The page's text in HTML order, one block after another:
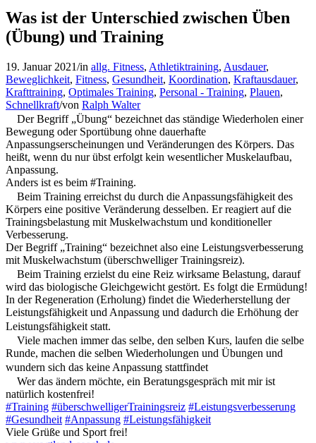
Was ist der Unterschied zwischen Üben
(Übung) und Training
19. Januar 2021/in allg. Fitness, Athletiktraining, Ausdauer,
Beweglichkeit, Fitness, Gesundheit, Koordination, Kraftausdauer,
Krafttraining, Optimales Training, Personal - Training, Plauen,
Schnellkraft/von Ralph Walter
Der Begriff „Übung“ bezeichnet das ständige Wiederholen einer
Bewegung oder Sportübung ohne dauerhafte
Anpassungserscheinungen und Veränderungen des Körpers. Das
heißt, wenn du nur übst erfolgt kein wesentlicher Muskelaufbau,
Anpassung.
Anders ist es beim #Training.
Beim Training erreichst du durch die Anpassungsfähigkeit des
Körpers eine positive Veränderung desselben. Er reagiert auf die
Trainingsbelastung mit Muskelwachstum und konditioneller
Verbesserung.
Der Begriff „Training“ bezeichnet also eine Leistungsverbesserung
mit Muskelwachstum (überschwelliger Trainingsreiz).
Beim Training erzielst du eine Reiz wirksame Belastung, darauf
wird das biologische Gleichgewicht gestört. Es folgt die Ermüdung!
In der Regeneration (Erholung) findet die Wiederherstellung der
Leistungsfähigkeit und Anpassung und dadurch die Erhöhung der
Leistungsfähigkeit statt.
Viele machen immer das selbe, den selben Kurs, laufen die selbe
Runde, machen die selben Wiederholungen und Übungen und
wundern sich das keine Anpassung stattfindet
Wer das ändern möchte, ein Beratungsgespräch mit mir ist
natürlich kostenfrei!
#Training #überschwelligerTrainingsreiz #Leistungsverbesserung
#Gesundheit #Anpassung #Leistungsfähigkeit
Viele Grüße und Sport frei!